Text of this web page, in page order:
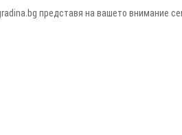
представя на вашето внимание